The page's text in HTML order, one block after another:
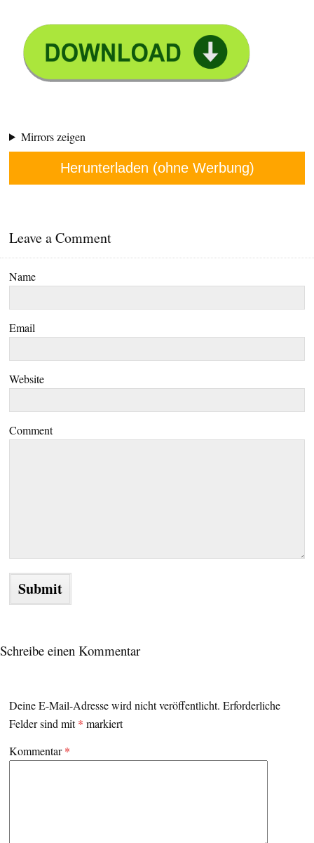
Mirrors zeigen
Herunterladen (ohne Werbung)
Leave a Comment
Name
Email
Website
Comment
Schreibe einen Kommentar
Deine E-Mail-Adresse wird nicht veröffentlicht. Erforderliche
Felder sind mit* markiert
Kommentar*